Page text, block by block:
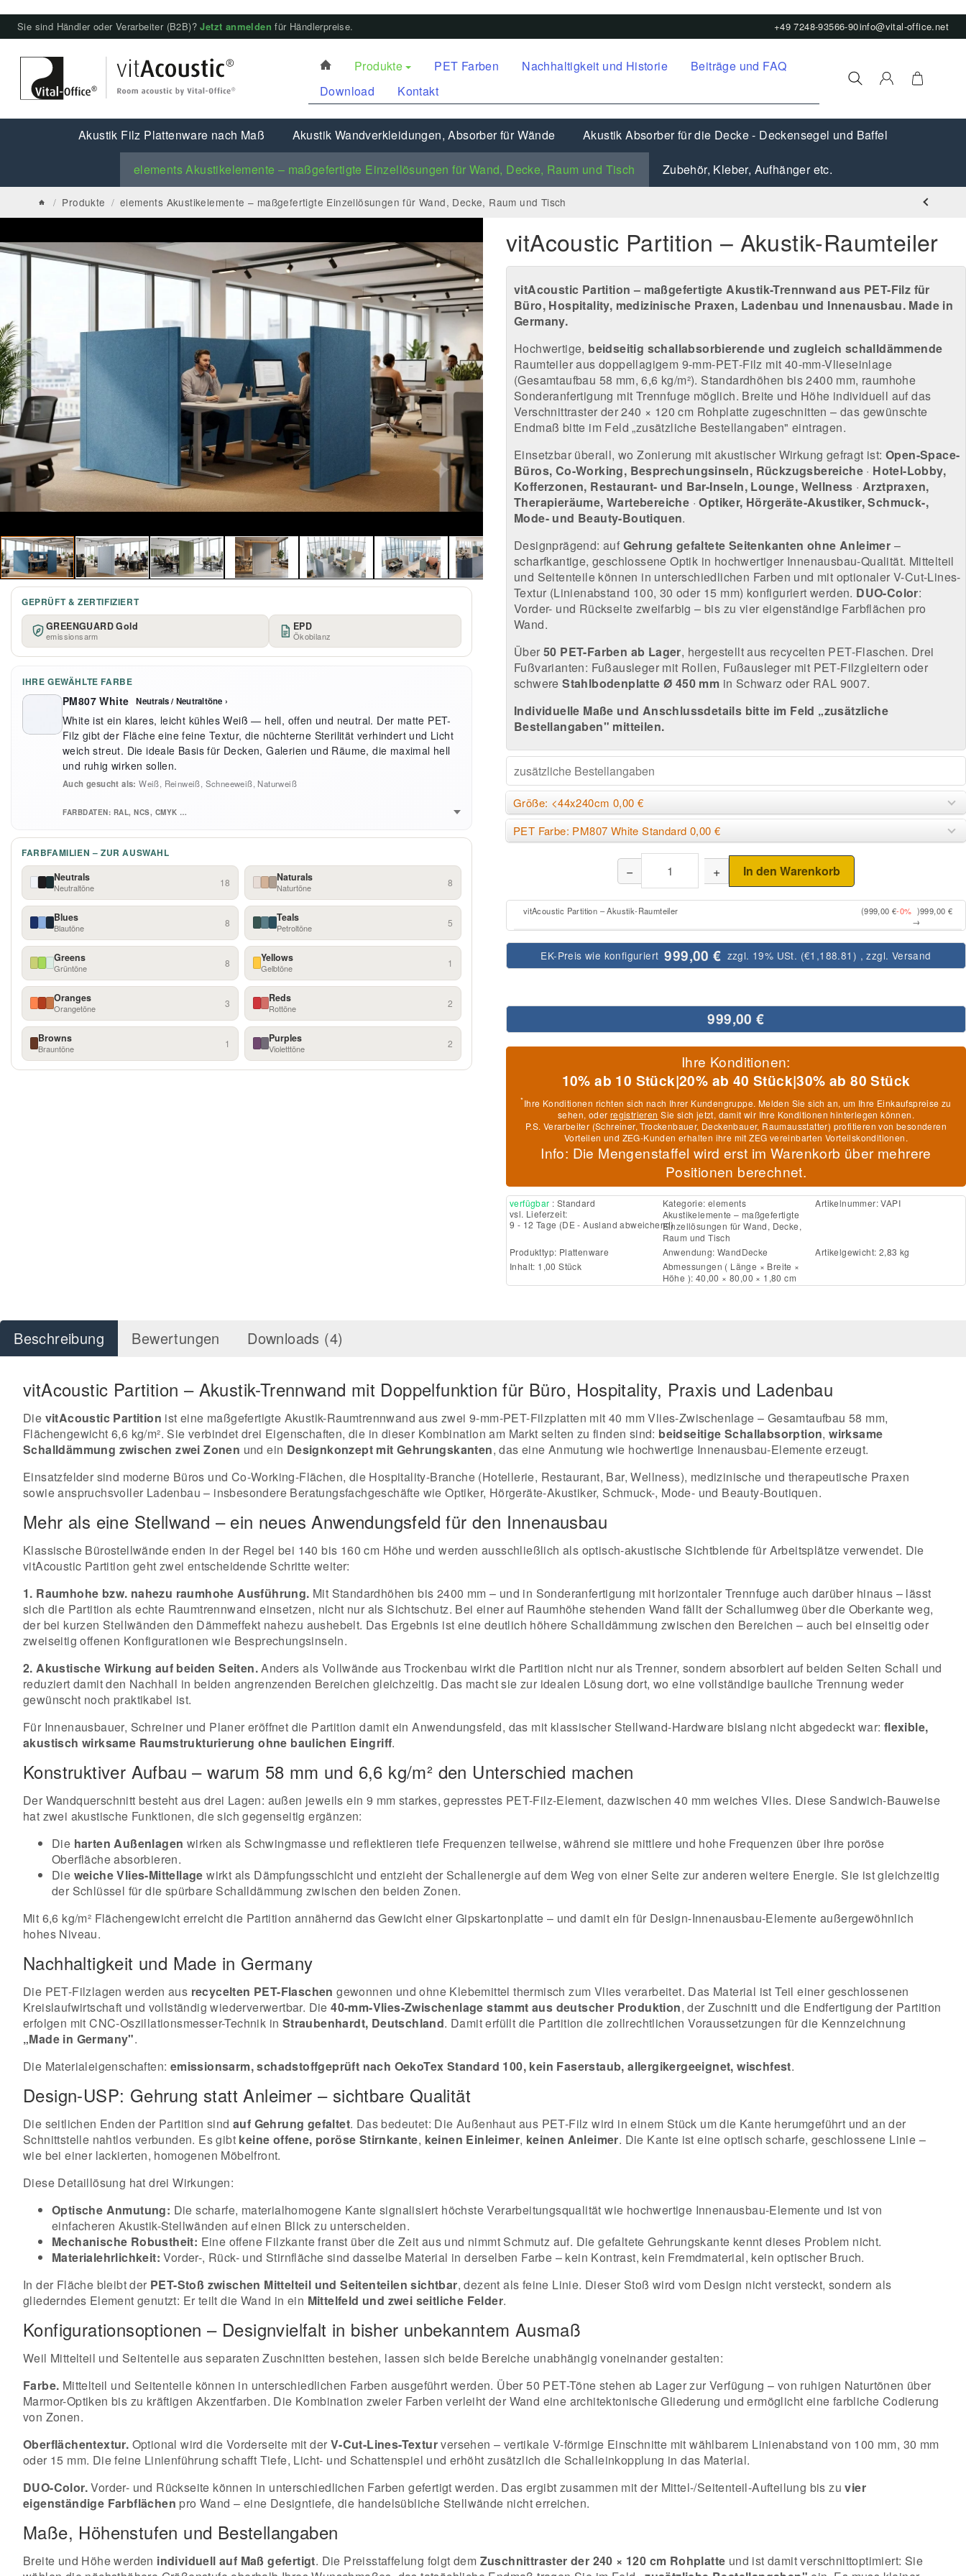
Sie sind Händler oder Verarbeiter (B2B)?Jetzt anmelden für Händlerpreise. +49 7248-93566-90info@vital-office.net
Produkte PET Farben Nachhaltigkeit und Historie
Beiträge und FAQ
Download
Kontakt
Akustik Filz Plattenware nach Maß Akustik Wandverkleidungen, Absorber für Wände Akustik Absorber für die Decke - Deckensegel und Baffel
elements Akustikelemente – maßgefertigte Einzellösungen für Wand, Decke, Raum und Tisch Zubehör, Kleber, Aufhänger etc.
/ Produkte / elements Akustikelemente – maßgefertigte Einzellösungen für Wand, Decke, Raum und Tisch
GEPRÜFT & ZERTIFIZIERT
GREENGUARD Gold
emissionsarm
EPD
Ökobilanz
IHRE GEWÄHLTE FARBE
PM807 White Neutrals / Neutraltöne ›
White ist ein klares, leicht kühles Weiß — hell, offen und neutral. Der matte PET-
Filz gibt der Fläche eine feine Textur, die nüchterne Sterilität verhindert und Licht
weich streut. Die ideale Basis für Decken, Galerien und Räume, die maximal hell
und ruhig wirken sollen.
Auch gesucht als: Weiß, Reinweiß, Schneeweiß, Naturweiß
FARBDATEN: RAL, NCS, CMYK …
FARBFAMILIEN – ZUR AUSWAHL
Neutrals
Neutraltöne 18 Naturals
Naturtöne 8
Blues
Blautöne 8 Teals
Petroltöne 5
Greens
Grüntöne 8 Yellows
Gelbtöne 1
Oranges
Orangetöne 3 Reds
Rottöne 2
Browns
Brauntöne 1 Purples
Violetttöne 2
vitAcoustic Partition – Akustik-Raumteiler
vitAcoustic Partition – maßgefertigte Akustik-Trennwand aus PET-Filz für
Büro, Hospitality, medizinische Praxen, Ladenbau und Innenausbau. Made in
Germany.
Hochwertige, beidseitig schallabsorbierende und zugleich schalldämmende
Raumteiler aus doppellagigem 9-mm-PET-Filz mit 40-mm-Vlieseinlage
(Gesamtaufbau 58 mm, 6,6 kg/m²). Standardhöhen bis 2400 mm, raumhohe
Sonderanfertigung mit Trennfuge möglich. Breite und Höhe individuell auf das
Verschnittraster der 240 × 120 cm Rohplatte zugeschnitten – das gewünschte
Endmaß bitte im Feld „zusätzliche Bestellangaben" eintragen.
Einsetzbar überall, wo Zonierung mit akustischer Wirkung gefragt ist: Open-Space-
Büros, Co-Working, Besprechungsinseln, Rückzugsbereiche · Hotel-Lobby,
Kofferzonen, Restaurant- und Bar-Inseln, Lounge, Wellness ·Arztpraxen,
Therapieräume, Wartebereiche ·Optiker, Hörgeräte-Akustiker, Schmuck-,
Mode- und Beauty-Boutiquen.
Designprägend: auf Gehrung gefaltete Seitenkanten ohne Anleimer –
scharfkantige, geschlossene Optik in hochwertiger Innenausbau-Qualität. Mittelteil
und Seitenteile können in unterschiedlichen Farben und mit optionaler V-Cut-Lines-
Textur (Linienabstand 100, 30 oder 15 mm) konfiguriert werden. DUO-Color:
Vorder- und Rückseite zweifarbig – bis zu vier eigenständige Farbflächen pro
Wand.
Über 50 PET-Farben ab Lager, hergestellt aus recycelten PET-Flaschen. Drei
Fußvarianten: Fußausleger mit Rollen, Fußausleger mit PET-Filzgleitern oder
schwereStahlbodenplatte Ø 450 mm in Schwarz oder RAL 9007.
Individuelle Maße und Anschlussdetails bitte im Feld „zusätzliche
Bestellangaben" mitteilen.
Größe: <44x240cm 0,00 €
PET Farbe: PM807 White Standard 0,00 €
999,00 €
vitAcoustic Partition – Akustik-Raumteiler (999,00 €-0% )
→
999,00 €
EK-Preis wie konfiguriert 999,00 € zzgl. 19% USt. (€1,188.81 ) , zzgl. Versand
− + In den Warenkorb
Ihre Konditionen:
10% ab 10 Stück|20% ab 40 Stück|30% ab 80 Stück
*Ihre Konditionen richten sich nach Ihrer Kundengruppe. Melden Sie sich an, um Ihre Einkaufspreise zu
sehen, oder registrieren Sie sich jetzt, damit wir Ihre Konditionen hinterlegen können.
P.S. Verarbeiter (Schreiner, Trockenbauer, Deckenbauer, Raumausstatter) profitieren von besonderen
Vorteilen und ZEG-Kunden erhalten ihre mit ZEG vereinbarten Vorteilskonditionen.
Info: Die Mengenstaffel wird erst im Warenkorb über mehrere
Positionen berechnet.
verfügbar : Standard
vsl. Lieferzeit:
9 - 12 Tage (DE - Ausland abweichend)
Kategorie:elements
Akustikelemente – maßgefertigte
Einzellösungen für Wand, Decke,
Raum und Tisch
Artikelnummer: VAPI
Produkttyp: Plattenware Anwendung:WandDecke
Artikelgewicht: 2,83 kg
Inhalt: 1,00 Stück
Abmessungen ( Länge × Breite ×
Höhe ): 40,00 × 80,00 × 1,80 cm
Beschreibung Bewertungen Downloads (4)
vitAcoustic Partition – Akustik-Trennwand mit Doppelfunktion für Büro, Hospitality, Praxis und Ladenbau
Die vitAcoustic Partition ist eine maßgefertigte Akustik-Raumtrennwand aus zwei 9-mm-PET-Filzplatten mit 40 mm Vlies-Zwischenlage – Gesamtaufbau 58 mm,
Flächengewicht 6,6 kg/m². Sie verbindet drei Eigenschaften, die in dieser Kombination am Markt selten zu finden sind: beidseitige Schallabsorption,wirksame
Schalldämmung zwischen zwei Zonen und ein Designkonzept mit Gehrungskanten, das eine Anmutung wie hochwertige Innenausbau-Elemente erzeugt.
Einsatzfelder sind moderne Büros und Co-Working-Flächen, die Hospitality-Branche (Hotellerie, Restaurant, Bar, Wellness), medizinische und therapeutische Praxen
sowie anspruchsvoller Ladenbau – insbesondere Beratungsfachgeschäfte wie Optiker, Hörgeräte-Akustiker, Schmuck-, Mode- und Beauty-Boutiquen.
Mehr als eine Stellwand – ein neues Anwendungsfeld für den Innenausbau
Klassische Bürostellwände enden in der Regel bei 140 bis 160 cm Höhe und werden ausschließlich als optisch-akustische Sichtblende für Arbeitsplätze verwendet. Die
vitAcoustic Partition geht zwei entscheidende Schritte weiter:
1. Raumhohe bzw. nahezu raumhohe Ausführung. Mit Standardhöhen bis 2400 mm – und in Sonderanfertigung mit horizontaler Trennfuge auch darüber hinaus – lässt
sich die Partition als echte Raumtrennwand einsetzen, nicht nur als Sichtschutz. Bei einer auf Raumhöhe stehenden Wand fällt der Schallumweg über die Oberkante weg,
der bei kurzen Stellwänden den Dämmeffekt nahezu aushebelt. Das Ergebnis ist eine deutlich höhere Schalldämmung zwischen den Bereichen – auch bei einseitig oder
zweiseitig offenen Konfigurationen wie Besprechungsinseln.
2. Akustische Wirkung auf beiden Seiten.Anders als Vollwände aus Trockenbau wirkt die Partition nicht nur als Trenner, sondern absorbiert auf beiden Seiten Schall und
reduziert damit den Nachhall in beiden angrenzenden Bereichen gleichzeitig. Das macht sie zur idealen Lösung dort, wo eine vollständige bauliche Trennung weder
gewünscht noch praktikabel ist.
Für Innenausbauer, Schreiner und Planer eröffnet die Partition damit ein Anwendungsfeld, das mit klassischer Stellwand-Hardware bislang nicht abgedeckt war: flexible,
akustisch wirksame Raumstrukturierung ohne baulichen Eingriff.
Konstruktiver Aufbau – warum 58 mm und 6,6 kg/m² den Unterschied machen
Der Wandquerschnitt besteht aus drei Lagen: außen jeweils ein 9 mm starkes, gepresstes PET-Filz-Element, dazwischen 40 mm weiches Vlies. Diese Sandwich-Bauweise
hat zwei akustische Funktionen, die sich gegenseitig ergänzen:
Die harten Außenlagen wirken als Schwingmasse und reflektieren tiefe Frequenzen teilweise, während sie mittlere und hohe Frequenzen über ihre poröse
Oberfläche absorbieren.
Die weiche Vlies-Mittellage wirkt als Dämpfungsschicht und entzieht der Schallenergie auf dem Weg von einer Seite zur anderen weitere Energie. Sie ist gleichzeitig
der Schlüssel für die spürbare Schalldämmung zwischen den beiden Zonen.
Mit 6,6 kg/m² Flächengewicht erreicht die Partition annähernd das Gewicht einer Gipskartonplatte – und damit ein für Design-Innenausbau-Elemente außergewöhnlich
hohes Niveau.
Nachhaltigkeit und Made in Germany
Die PET-Filzlagen werden aus recycelten PET-Flaschen gewonnen und ohne Klebemittel thermisch zum Vlies verarbeitet. Das Material ist Teil einer geschlossenen
Kreislaufwirtschaft und vollständig wiederverwertbar. Die40-mm-Vlies-Zwischenlage stammt aus deutscher Produktion, der Zuschnitt und die Endfertigung der Partition
erfolgen mit CNC-Oszillationsmesser-Technik in Straubenhardt, Deutschland. Damit erfüllt die Partition die zollrechtlichen Voraussetzungen für die Kennzeichnung
„Made in Germany".
Die Materialeigenschaften: emissionsarm, schadstoffgeprüft nach OekoTex Standard 100, kein Faserstaub, allergikergeeignet, wischfest.
Design-USP: Gehrung statt Anleimer – sichtbare Qualität
Die seitlichen Enden der Partition sind auf Gehrung gefaltet. Das bedeutet: Die Außenhaut aus PET-Filz wird in einem Stück um die Kante herumgeführt und an der
Schnittstelle nahtlos verbunden. Es gibt keine offene, poröse Stirnkante, keinen Einleimer, keinen Anleimer. Die Kante ist eine optisch scharfe, geschlossene Linie –
wie bei einer lackierten, homogenen Möbelfront.
Diese Detaillösung hat drei Wirkungen:
Optische Anmutung: Die scharfe, materialhomogene Kante signalisiert höchste Verarbeitungsqualität wie hochwertige Innenausbau-Elemente und ist von
einfacheren Akustik-Stellwänden auf einen Blick zu unterscheiden.
Mechanische Robustheit: Eine offene Filzkante franst über die Zeit aus und nimmt Schmutz auf. Die gefaltete Gehrungskante kennt dieses Problem nicht.
Materialehrlichkeit: Vorder-, Rück- und Stirnfläche sind dasselbe Material in derselben Farbe – kein Kontrast, kein Fremdmaterial, kein optischer Bruch.
In der Fläche bleibt der PET-Stoß zwischen Mittelteil und Seitenteilen sichtbar, dezent als feine Linie. Dieser Stoß wird vom Design nicht versteckt, sondern als
gliederndes Element genutzt: Er teilt die Wand in ein Mittelfeld und zwei seitliche Felder.
Konfigurationsoptionen – Designvielfalt in bisher unbekanntem Ausmaß
Weil Mittelteil und Seitenteile aus separaten Zuschnitten bestehen, lassen sich beide Bereiche unabhängig voneinander gestalten:
Farbe. Mittelteil und Seitenteile können in unterschiedlichen Farben ausgeführt werden. Über 50 PET-Töne stehen ab Lager zur Verfügung – von ruhigen Naturtönen über
Marmor-Optiken bis zu kräftigen Akzentfarben. Die Kombination zweier Farben verleiht der Wand eine architektonische Gliederung und ermöglicht eine farbliche Codierung
von Zonen.
Oberflächentextur. Optional wird die Vorderseite mit der V-Cut-Lines-Texturversehen – vertikale V-förmige Einschnitte mit wählbarem Linienabstand von 100 mm, 30 mm
oder 15 mm. Die feine Linienführung schafft Tiefe, Licht- und Schattenspiel und erhöht zusätzlich die Schalleinkopplung in das Material.
DUO-Color.Vorder- und Rückseite können in unterschiedlichen Farben gefertigt werden. Das ergibt zusammen mit der Mittel-/Seitenteil-Aufteilung bis zuvier
eigenständige Farbflächen pro Wand – eine Designtiefe, die handelsübliche Stellwände nicht erreichen.
Maße, Höhenstufen und Bestellangaben
Breite und Höhe werden individuell auf Maß gefertigt. Die Preisstaffelung folgt dem Zuschnittraster der 240 × 120 cm Rohplatte und ist damit verschnittoptimiert: Sie